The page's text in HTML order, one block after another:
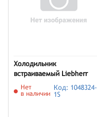
Холодильник
встраиваемый Liebherr
ICBNc 5623
Нет
в наличии
Код: 1048324-
1S